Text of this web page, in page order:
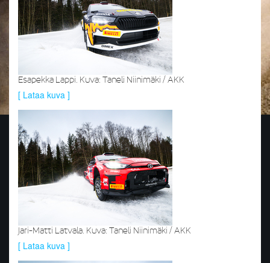
Esapekka Lappi. Kuva: Taneli Niinimäki / AKK
[ Lataa kuva ]
Jari-Matti Latvala. Kuva: Taneli Niinimäki / AKK
[ Lataa kuva ]